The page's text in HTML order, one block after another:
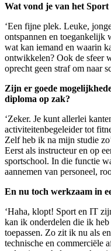
Wat vond je van het Sport
‘Een fijne plek. Leuke,
ontspannen en toegankelijk
wat kan iemand en waarin
ontwikkelen? Ook de sfeer
oprecht geen straf om naar
Zijn er goede
diploma op zak?
‘Zeker. Je kunt allerlei
activiteitenbegeleider tot
Zelf heb ik na mijn studie
Eerst als instructeur en op
sportschool. In die functie
aannemen van personeel,
En nu toch werkzaam in
‘Haha, klopt! Sport en IT
kan ik onderdelen die ik
toepassen. Zo zit ik nu als
technische en commerciële